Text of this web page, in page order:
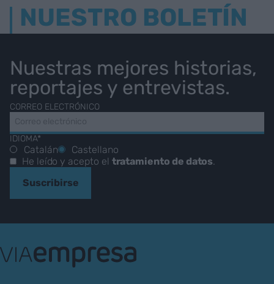
NUESTRO BOLETÍN
Nuestras mejores historias,
reportajes y entrevistas.
CORREO ELECTRÓNICO
IDIOMA*
Catalán
Castellano
He leído y acepto el tratamiento de datos.
Suscribirse